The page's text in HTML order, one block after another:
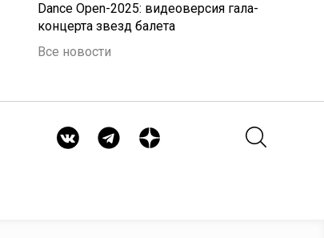
Dance Open-2025: видеоверсия гала-
концерта звезд балета
Все новости